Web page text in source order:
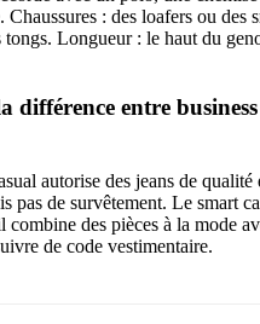
Chaussures : des loafers ou des
tongs. Longueur : le haut du
différence entre
autorise des jeans de qualité
pas de survêtement. Le smart
combine des pièces à la mode
de code vestimentaire.